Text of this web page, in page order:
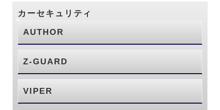
カーセキュリティ
AUTHOR
Z-GUARD
VIPER